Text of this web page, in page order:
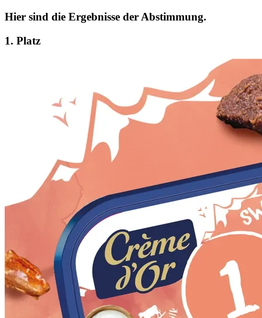
Hier sind die Ergebnisse der Abstimmung.
1. Platz